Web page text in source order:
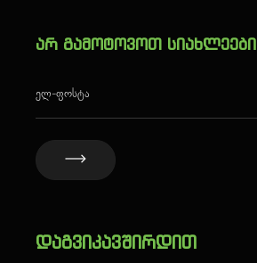
არ გამოტოვოთ სიახლეები
დაგვიკავშირდით